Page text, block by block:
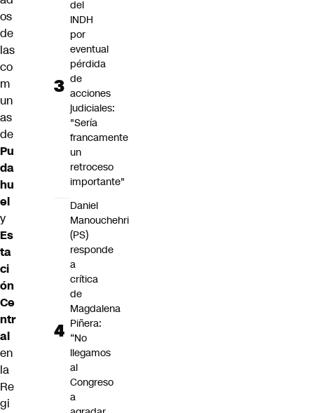
os
de
las
co
m
un
as
de
Pu
da
hu
el
y
Es
ta
ci
ón
Ce
ntr
al
en
la
Re
gi
del
INDH
por
eventual
pérdida
de
acciones
judiciales:
"Sería
francamente
un
retroceso
importante"
Daniel
Manouchehri
(PS)
responde
a
crítica
de
Magdalena
Piñera:
“No
llegamos
al
Congreso
a